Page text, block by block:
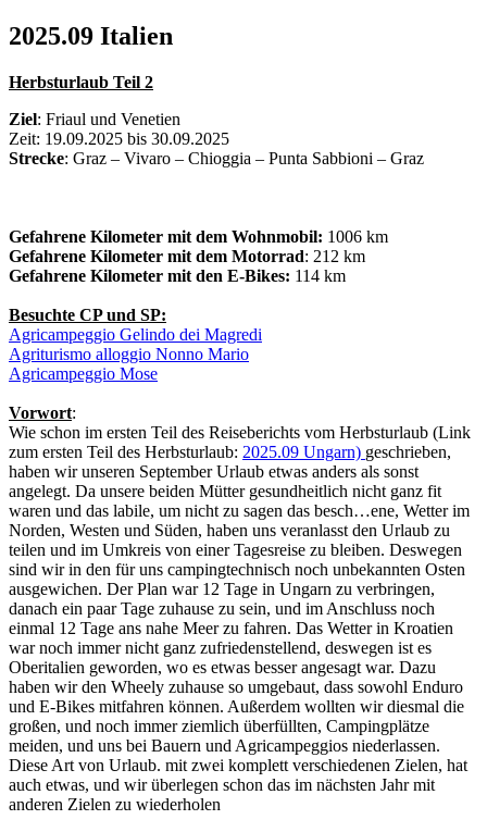
2025.09 Italien
Herbsturlaub Teil 2
Ziel: Friaul und Venetien
Zeit: 19.09.2025 bis 30.09.2025
Strecke: Graz – Vivaro – Chioggia – Punta Sabbioni – Graz
Gefahrene Kilometer mit dem Wohnmobil: 1006 km
Gefahrene Kilometer mit dem Motorrad: 212 km
Gefahrene Kilometer mit den E-Bikes: 114 km
Besuchte CP und SP:
Agricampeggio Gelindo dei Magredi
Agriturismo alloggio Nonno Mario
Agricampeggio Mose
Vorwort:
Wie schon im ersten Teil des Reiseberichts vom Herbsturlaub (Link
zum ersten Teil des Herbsturlaub: 2025.09 Ungarn) geschrieben,
haben wir unseren September Urlaub etwas anders als sonst
angelegt. Da unsere beiden Mütter gesundheitlich nicht ganz fit
waren und das labile, um nicht zu sagen das besch…ene, Wetter im
Norden, Westen und Süden, haben uns veranlasst den Urlaub zu
teilen und im Umkreis von einer Tagesreise zu bleiben. Deswegen
sind wir in den für uns campingtechnisch noch unbekannten Osten
ausgewichen. Der Plan war 12 Tage in Ungarn zu verbringen,
danach ein paar Tage zuhause zu sein, und im Anschluss noch
einmal 12 Tage ans nahe Meer zu fahren. Das Wetter in Kroatien
war noch immer nicht ganz zufriedenstellend, deswegen ist es
Oberitalien geworden, wo es etwas besser angesagt war. Dazu
haben wir den Wheely zuhause so umgebaut, dass sowohl Enduro
und E-Bikes mitfahren können. Außerdem wollten wir diesmal die
großen, und noch immer ziemlich überfüllten, Campingplätze
meiden, und uns bei Bauern und Agricampeggios niederlassen.
Diese Art von Urlaub. mit zwei komplett verschiedenen Zielen, hat
auch etwas, und wir überlegen schon das im nächsten Jahr mit
anderen Zielen zu wiederholen